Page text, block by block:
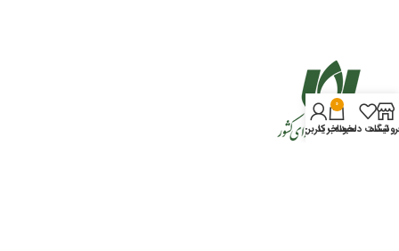
لیست دلخواه
0
سبد خرید
حساب کاربری من